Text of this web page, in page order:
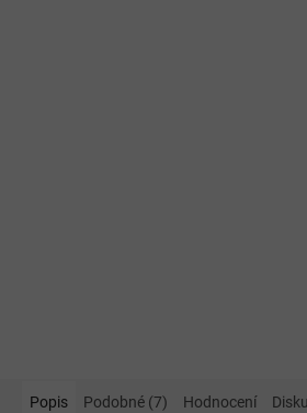
Popis Podobné (7) Hodnocení